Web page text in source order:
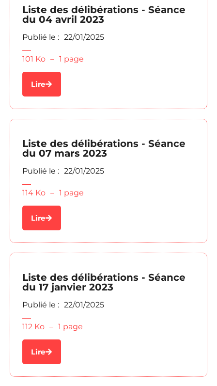
Liste des délibérations - Séance
du 04 avril 2023
Publié le : 22/01/2025
101 Ko – 1 page
Lire
Liste des délibérations - Séance
du 07 mars 2023
Publié le : 22/01/2025
114 Ko – 1 page
Lire
Liste des délibérations - Séance
du 17 janvier 2023
Publié le : 22/01/2025
112 Ko – 1 page
Lire